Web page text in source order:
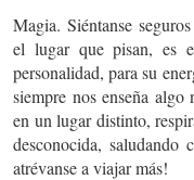
Magia. Siéntanse
el lugar que pisan, es
personalidad, para su
siempre nos enseña algo
en un lugar distinto,
desconocida, saludando
atrévanse a viajar más!